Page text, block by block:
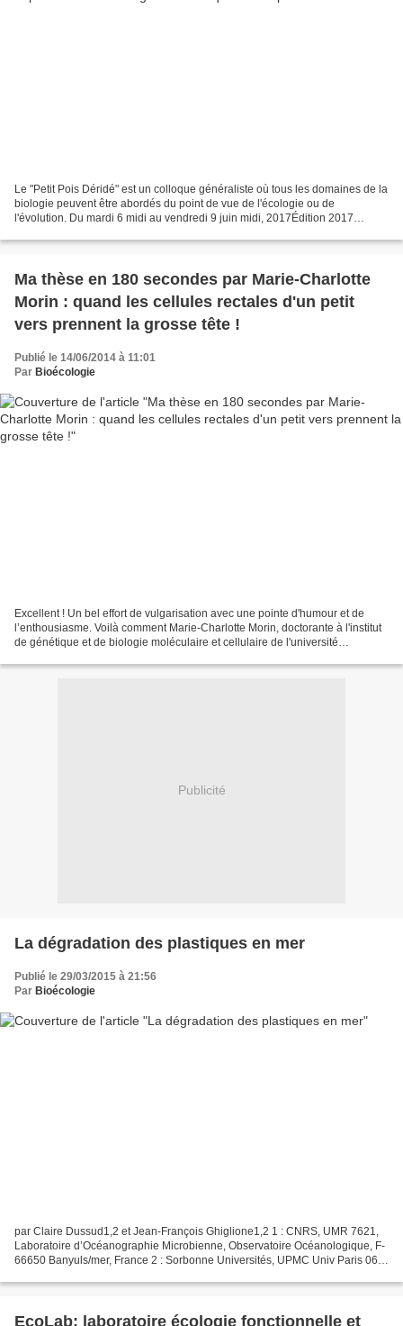
Le "Petit Pois Déridé" est un colloque généraliste où tous les domaines de la
biologie peuvent être abordés du point de vue de l'écologie ou de
l'évolution. Du mardi 6 midi au vendredi 9 juin midi, 2017Édition 2017
Ma thèse en 180 secondes par Marie-Charlotte
Morin : quand les cellules rectales d'un petit
vers prennent la grosse tête !
Publié le 14/06/2014 à 11:01
Par Bioécologie
Excellent ! Un bel effort de vulgarisation avec une pointe d'humour et de
l’enthousiasme. Voilà comment Marie-Charlotte Morin, doctorante à l'institut
de génétique et de biologie moléculaire et cellulaire de l'université
Publicité
La dégradation des plastiques en mer
Publié le 29/03/2015 à 21:56
Par Bioécologie
par Claire Dussud1,2 et Jean-François Ghiglione1,2 1 : CNRS, UMR 7621,
Laboratoire d’Océanographie Microbienne, Observatoire Océanologique, F-
66650 Banyuls/mer, France 2 : Sorbonne Universités, UPMC Univ Paris 06,
EcoLab: laboratoire écologie fonctionnelle et